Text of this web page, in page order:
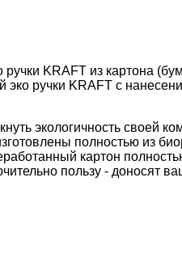
ручки KRAFT из картона
ручки KRAFT с
экологичность своей
полностью из
картон
пользу - доносят